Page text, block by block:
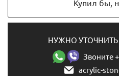
Купил бы,
НУЖНО
Звоните
acrylic-